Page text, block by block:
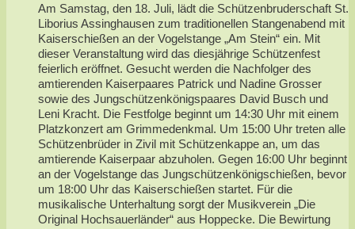
Am Samstag, den 18. Juli, lädt die Schützenbruderschaft St.
Liborius Assinghausen zum traditionellen Stangenabend mit
Kaiserschießen an der Vogelstange „Am Stein“ ein. Mit
dieser Veranstaltung wird das diesjährige Schützenfest
feierlich eröffnet. Gesucht werden die Nachfolger des
amtierenden Kaiserpaares Patrick und Nadine Grosser
sowie des Jungschützenkönigspaares David Busch und
Leni Kracht. Die Festfolge beginnt um 14:30 Uhr mit einem
Platzkonzert am Grimmedenkmal. Um 15:00 Uhr treten alle
Schützenbrüder in Zivil mit Schützenkappe an, um das
amtierende Kaiserpaar abzuholen. Gegen 16:00 Uhr beginnt
an der Vogelstange das Jungschützenkönigschießen, bevor
um 18:00 Uhr das Kaiserschießen startet. Für die
musikalische Unterhaltung sorgt der Musikverein „Die
Original Hochsauerländer“ aus Hoppecke. Die Bewirtung